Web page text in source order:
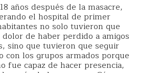
años después de la masacre,
el hospital de primer
no solo tuvieron que
de haber perdido a amigos
sino que tuvieron que seguir
con los grupos armados porque
fue capaz de hacer presencia,